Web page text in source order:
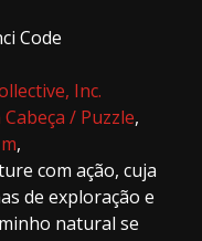
Code
Inc.
/ Puzzle,
,
com ação, cuja
de exploração e
natural se